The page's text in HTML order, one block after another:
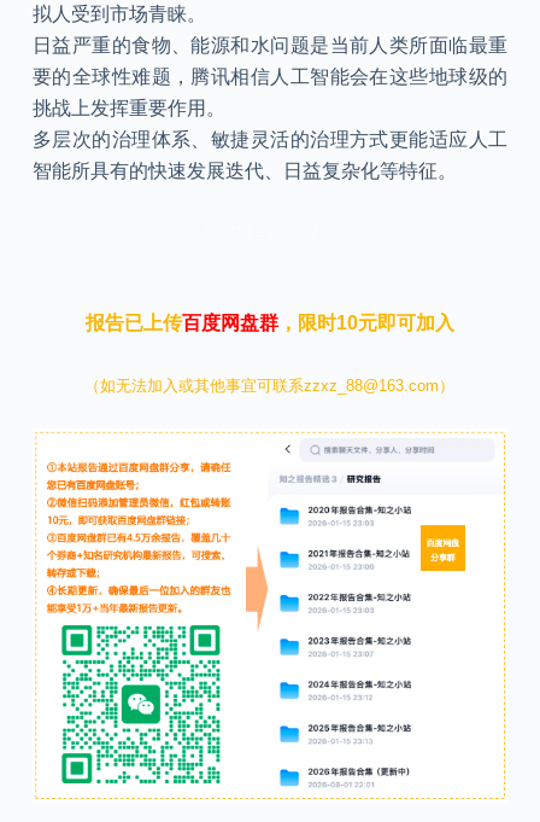
拟人受到市场青睐。
日益严重的食物、能源和水问题是当前人类所面临最重
要的全球性难题，腾讯相信人工智能会在这些地球级的
挑战上发挥重要作用。
多层次的治理体系、敏捷灵活的治理方式更能适应人工
智能所具有的快速发展迭代、日益复杂化等特征。
报告已上传百度网盘群，限时10元即可加入
（如无法加入或其他事宜可联系zzxz_88@163.com）